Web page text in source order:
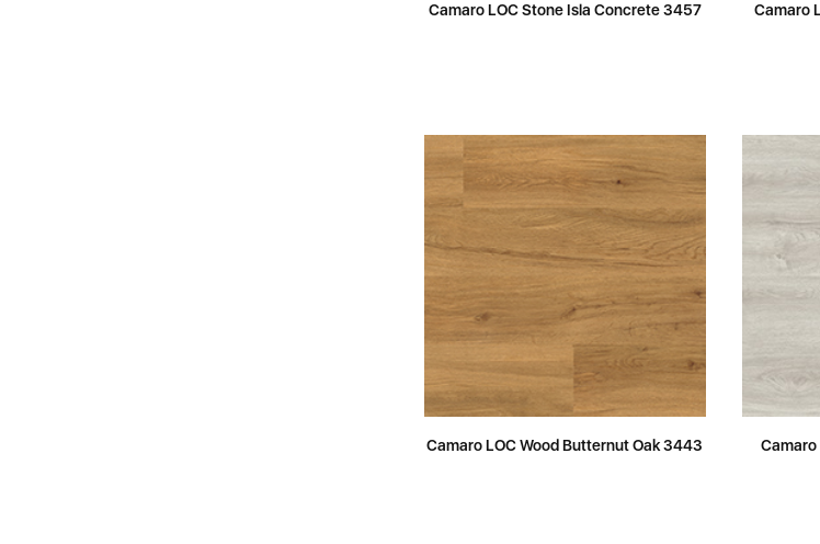
Camaro LOC Stone Isla Concrete 3457
Camaro
Camaro LOC Wood Butternut Oak 3443 Camaro